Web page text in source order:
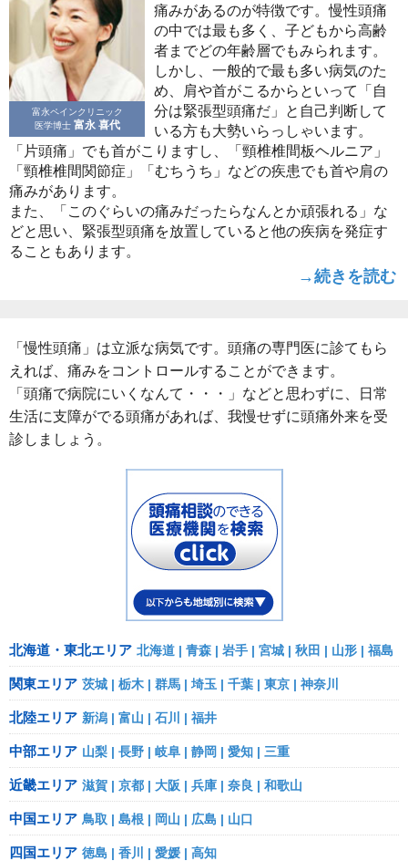
痛みがあるのが特徴です。慢性頭痛
の中では最も多く、子どもから高齢
者までどの年齢層でもみられます。
しかし、一般的で最も多い病気のた
め、肩や首がこるからといって「自
分は緊張型頭痛だ」と自己判断して
いる方も大勢いらっしゃいます。
「片頭痛」でも首がこりますし、「頸椎椎間板ヘルニア」
「頸椎椎間関節症」「むちうち」などの疾患でも首や肩の
痛みがあります。
また、「このぐらいの痛みだったらなんとか頑張れる」な
どと思い、緊張型頭痛を放置していると他の疾病を発症す
ることもあります。
→続きを読む
富永ペインクリニック
医学博士 富永 喜代
「慢性頭痛」は立派な病気です。頭痛の専門医に診てもら
えれば、痛みをコントロールすることができます。
「頭痛で病院にいくなんて・・・」などと思わずに、日常
生活に支障がでる頭痛があれば、我慢せずに頭痛外来を受
診しましょう。
北海道・東北エリア 北海道 青森 岩手 宮城 秋田 山形 福島
関東エリア 茨城 栃木 群馬 埼玉 千葉 東京 神奈川
北陸エリア 新潟 富山 石川 福井
中部エリア 山梨 長野 岐阜 静岡 愛知 三重
近畿エリア 滋賀 京都 大阪 兵庫 奈良 和歌山
中国エリア 鳥取 島根 岡山 広島 山口
四国エリア 徳島 香川 愛媛 高知